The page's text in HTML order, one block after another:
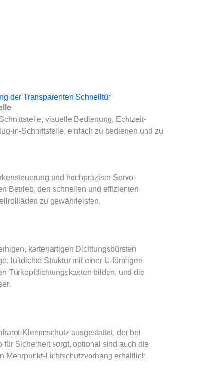
der Transparenten Schnelltür
visuelle Bedienung, Echtzeit-
in-Schnittstelle, einfach zu bedienen und zu
und hochpräziser Servo-
Betrieb, den schnellen und effizienten
zu gewährleisten.
kartenartigen Dichtungsbürsten
luftdichte Struktur mit einer U-förmigen
Türkopfdichtungskasten bilden, und die
Klemmschutz ausgestattet, der bei
für Sicherheit sorgt, optional sind auch die
Mehrpunkt-Lichtschutzvorhang erhältlich.